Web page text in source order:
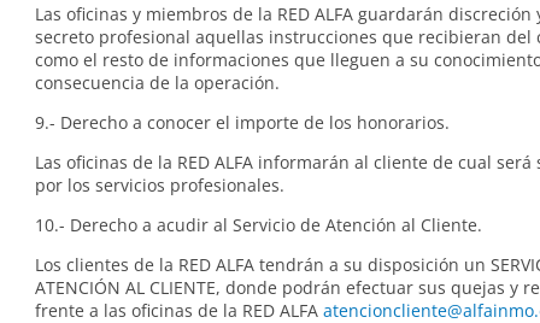
Las oficinas y miembros de la RED ALFA guardarán discreción
secreto profesional aquellas instrucciones que recibieran del
como el resto de informaciones que lleguen a su
consecuencia de la operación.
9.- Derecho a conocer el importe de los honorarios.
Las oficinas de la RED ALFA informarán al cliente de cual
por los servicios profesionales.
10.- Derecho a acudir al Servicio de Atención al Cliente.
Los clientes de la RED ALFA tendrán a su disposición un
ATENCIÓN AL CLIENTE, donde podrán efectuar sus quejas y
frente a las oficinas de la RED ALFA